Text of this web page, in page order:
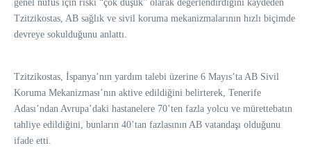
genel nüfus için riski “çok düşük” olarak değerlendirdiğini kaydeden
Tzitzikostas, AB sağlık ve sivil koruma mekanizmalarının hızlı biçimde
devreye sokulduğunu anlattı.
Tzitzikostas, İspanya’nın yardım talebi üzerine 6 Mayıs’ta AB Sivil
Koruma Mekanizması’nın aktive edildiğini belirterek, Tenerife
Adası’ndan Avrupa’daki hastanelere 70’ten fazla yolcu ve mürettebatın
tahliye edildiğini, bunların 40’tan fazlasının AB vatandaşı olduğunu
ifade etti.